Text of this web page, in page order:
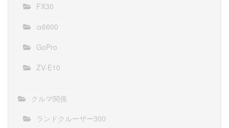
FX30
α6600
GoPro
ZV-E10
クルマ関係
ランドクルーザー300